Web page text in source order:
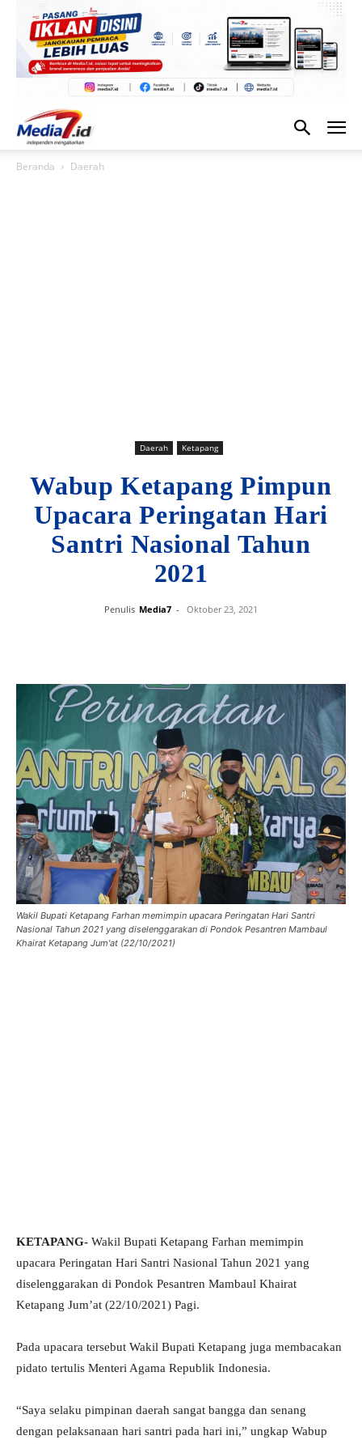
Beranda Daerah
Daerah Ketapang
Wabup Ketapang Pimpun
Upacara Peringatan Hari
Santri Nasional Tahun
2021
Penulis Media7 - Oktober 23, 2021
Wakil Bupati Ketapang Farhan memimpin upacara Peringatan Hari Santri
Nasional Tahun 2021 yang diselenggarakan di Pondok Pesantren Mambaul
Khairat Ketapang Jum'at (22/10/2021)
KETAPANG- Wakil Bupati Ketapang Farhan memimpin
upacara Peringatan Hari Santri Nasional Tahun 2021 yang
diselenggarakan di Pondok Pesantren Mambaul Khairat
Ketapang Jum’at (22/10/2021) Pagi.
Pada upacara tersebut Wakil Bupati Ketapang juga membacakan
pidato tertulis Menteri Agama Republik Indonesia.
“Saya selaku pimpinan daerah sangat bangga dan senang
dengan pelaksanaan hari santri pada hari ini,” ungkap Wabup